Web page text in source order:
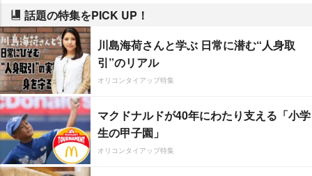
話題の特集をPICK UP！
川島海荷さんと学ぶ 日常に潜む“人身取
引”のリアル
オリコンタイアップ特集
マクドナルドが40年にわたり支える「小学
生の甲子園」
オリコンタイアップ特集